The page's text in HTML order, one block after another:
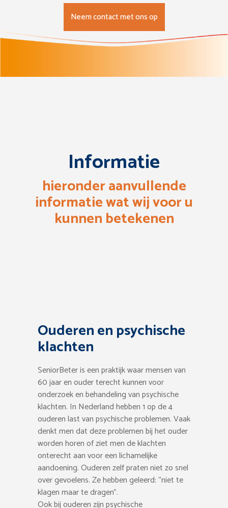
Neem contact met ons op
Informatie
hieronder aanvullende
informatie wat wij voor u
kunnen betekenen
Ouderen en psychische
klachten
SeniorBeter is een praktijk waar mensen van
60 jaar en ouder terecht kunnen voor
onderzoek en behandeling van psychische
klachten. In Nederland hebben 1 op de 4
ouderen last van psychische problemen. Vaak
denkt men dat deze problemen bij het ouder
worden horen of ziet men de klachten
onterecht aan voor een lichamelijke
aandoening. Ouderen zelf praten niet zo snel
over gevoelens. Ze hebben geleerd: “niet te
klagen maar te dragen”.
Ook bij ouderen zijn psychische